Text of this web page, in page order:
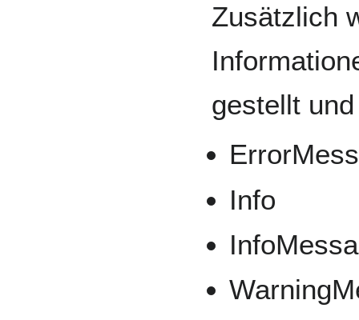
Zusätzlich
gestellt
Info